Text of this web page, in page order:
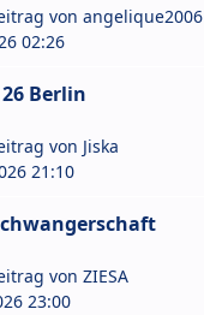
von angelique2006
02:26
Berlin
von Jiska
21:10
von ZIESA
23:00